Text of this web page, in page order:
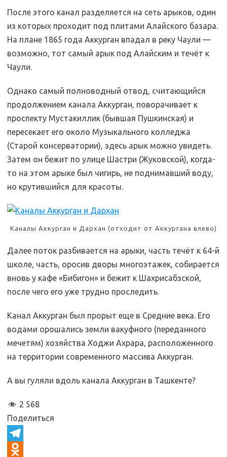
После этого канал разделяется на сеть арыков, один
из которых проходит под плитами Алайского базара.
На плане 1865 года Аккурган впадал в реку Чаули —
возможно, тот самый арык под Алайским и течёт к
Чаули.
Однако самый полноводный отвод, считающийся
продолжением канала Аккурган, поворачивает к
проспекту Мустакиллик (бывшая Пушкинская) и
пересекает его около Музыкального колледжа
(Старой консерватории), здесь арык можно увидеть.
Затем он бежит по улице Шастри (Жуковской), когда-
то на этом арыке был чигирь, не поднимавший воду,
но крутившийся для красоты.
Каналы Аккурган и Дархан (отходит от Аккургана влево)
Далее поток разбивается на арыки, часть течёт к 64-й
школе, часть, оросив дворы многоэтажек, собирается
вновь у кафе «Бибигон» и бежит к Шахрисабзской,
после чего его уже трудно проследить.
Канал Аккурган был прорыт еще в Средние века. Его
водами орошались земли вакуфного (переданного
мечетям) хозяйства Ходжи Ахрара, расположенного
на территории современного массива Аккурган.
А вы гуляли вдоль канала Аккурган в Ташкенте?
2 568
Поделиться
T